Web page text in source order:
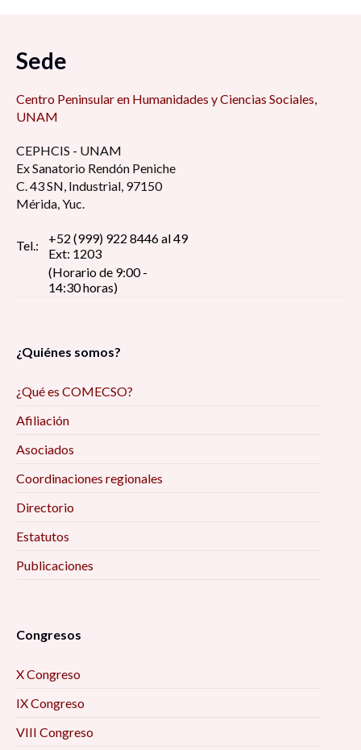
Sede
Centro Peninsular en Humanidades y Ciencias Sociales,
UNAM
CEPHCIS - UNAM
Ex Sanatorio Rendón Peniche
C. 43 SN, Industrial, 97150
Mérida, Yuc.
Tel.:
+52 (999) 922 8446 al 49
Ext: 1203
(Horario de 9:00 -
14:30 horas)
¿Quiénes somos?
¿Qué es COMECSO?
Afiliación
Asociados
Coordinaciones regionales
Directorio
Estatutos
Publicaciones
Congresos
X Congreso
IX Congreso
VIII Congreso